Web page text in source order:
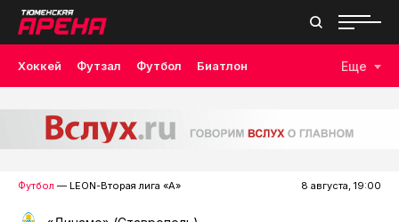
Хоккей Футзал Футбол Биатлон Еще
Футбол — LEON-Вторая лига «А» 8 августа, 19:00